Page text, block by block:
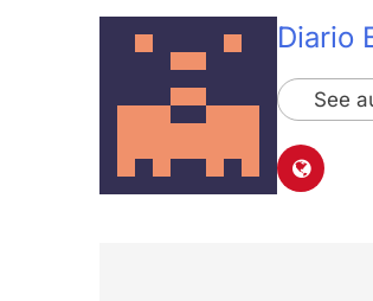
Diario
See